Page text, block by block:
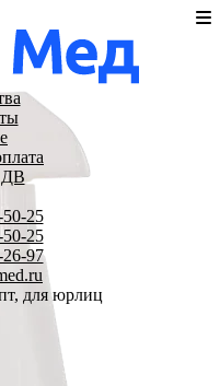
ДВ
25
25
97
для юрлиц